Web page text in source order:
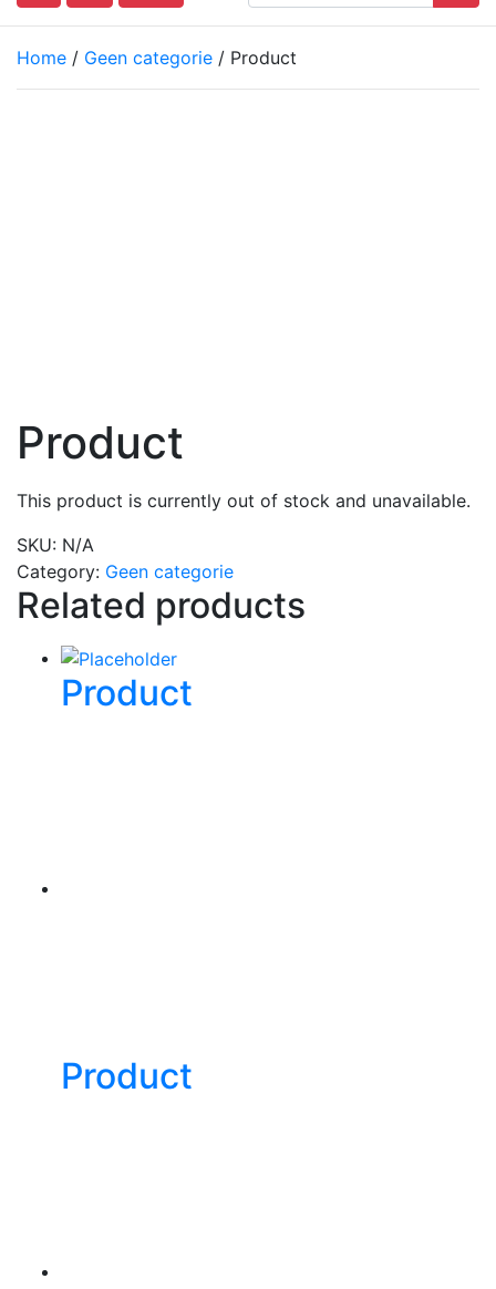
Home / Geen categorie / Product
Product
This product is currently out of stock and unavailable.
SKU: N/A
Category: Geen categorie
Related products
Product
Product